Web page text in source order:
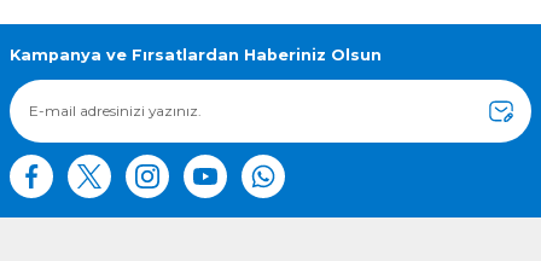
Ürün bilgilerinde hatalar bulunuyor.
Ürün fiyatı diğer sitelerden daha pahalı.
Bu ürüne benzer farklı alternatifler olmalı.
Kampanya ve Fırsatlardan Haberiniz Olsun